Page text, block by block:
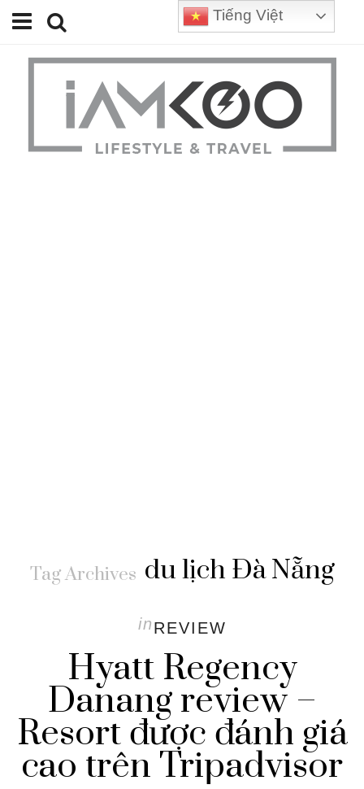
Home
Travel
Lifestyle
Tag Archives du lịch Đà Nẵng
inREVIEW
Hyatt Regency
Danang review –
Resort được đánh giá
cao trên Tripadvisor
Tiếng Việt